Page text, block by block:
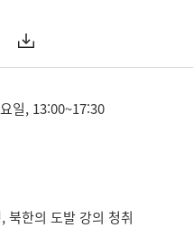
일, 13:00~17:30
한의 도발 강의 청취